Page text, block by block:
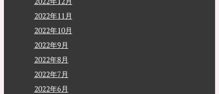
2022年11月
2022年10月
2022年9月
2022年8月
2022年7月
2022年6月